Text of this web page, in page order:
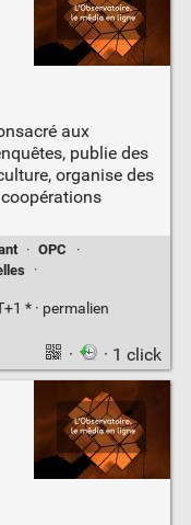
aux
publie des
organise des
· OPC
·
·
* · permalien
· · 1 click